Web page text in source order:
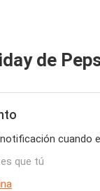
de
cuando
que tú